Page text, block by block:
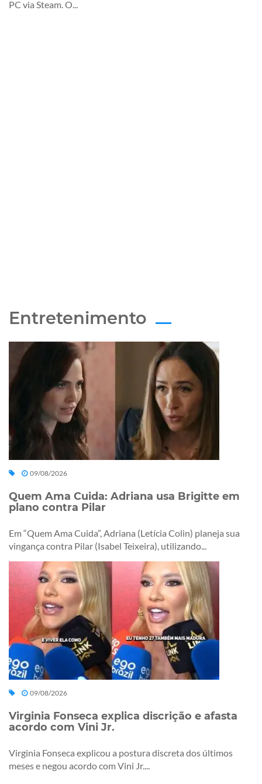
PC via Steam. O...
Entretenimento
09/08/2026
Quem Ama Cuida: Adriana usa Brigitte em
plano contra Pilar
Em “Quem Ama Cuida”, Adriana (Letícia Colin) planeja sua
vingança contra Pilar (Isabel Teixeira), utilizando...
09/08/2026
Virginia Fonseca explica discrição e afasta
acordo com Vini Jr.
Virginia Fonseca explicou a postura discreta dos últimos
meses e negou acordo com Vini Jr....